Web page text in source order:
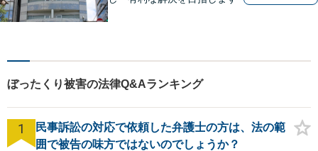
ぼったくり被害の法律Q&Aランキング
1
民事訴訟の対応で依頼した弁護士の方は、法の範
囲で被告の味方ではないのでしょうか？